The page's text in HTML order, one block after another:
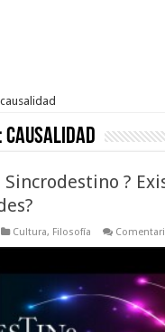
causalidad
causalidad
Sincrodestino ?
Cultura, Filosofía